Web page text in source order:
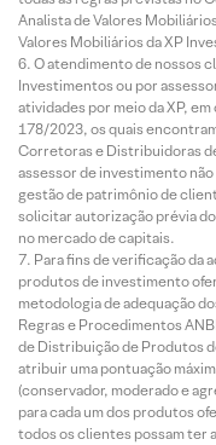
Analista de Valores
Valores Mobiliários da XP
O atendimento de nossos
Investimentos ou por
atividades por meio da XP,
178/2023, os quais
Corretoras e Distribuidoras
assessor de investimento
gestão de patrimônio de
solicitar autorização prévia
no mercado de capitais.
Para fins de verificação da
produtos de investimento
metodologia de adequação
Regras e Procedimentos
de Distribuição de Produtos
atribuir uma pontuação
(conservador, moderado e
para cada um dos produtos
todos os clientes possam ter